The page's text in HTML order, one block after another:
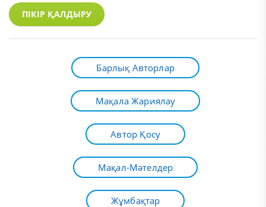
ПІКІР ҚАЛДЫРУ
Барлық Авторлар
Мақала Жариялау
Автор Қосу
Мақал-Мәтелдер
Жұмбақтар